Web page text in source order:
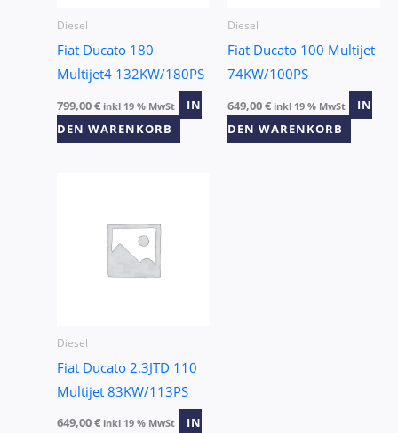
Diesel
Fiat Ducato 180
Multijet4 132KW/180PS
799,00€ inkl 19 % MwSt
IN
DEN WARENKORB
Diesel
Fiat Ducato 100 Multijet
74KW/100PS
649,00€ inkl 19 % MwSt
IN
DEN WARENKORB
Diesel
Fiat Ducato 2.3JTD 110
Multijet 83KW/113PS
649,00€ inkl 19 % MwSt
IN